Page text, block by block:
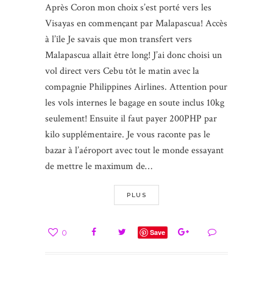
Après Coron mon choix s’est porté vers les
Visayas en commençant par Malapascua! Accès
à l’île Je savais que mon transfert vers
Malapascua allait être long! J’ai donc choisi un
vol direct vers Cebu tôt le matin avec la
compagnie Philippines Airlines. Attention pour
les vols internes le bagage en soute inclus 10kg
seulement! Ensuite il faut payer 200PHP par
kilo supplémentaire. Je vous raconte pas le
bazar à l’aéroport avec tout le monde essayant
de mettre le maximum de…
PLUS
0 Save